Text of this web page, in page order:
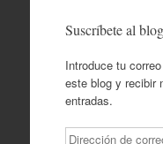
Suscríbete al
Introduce tu
este blog y recibir
entradas.
Dirección